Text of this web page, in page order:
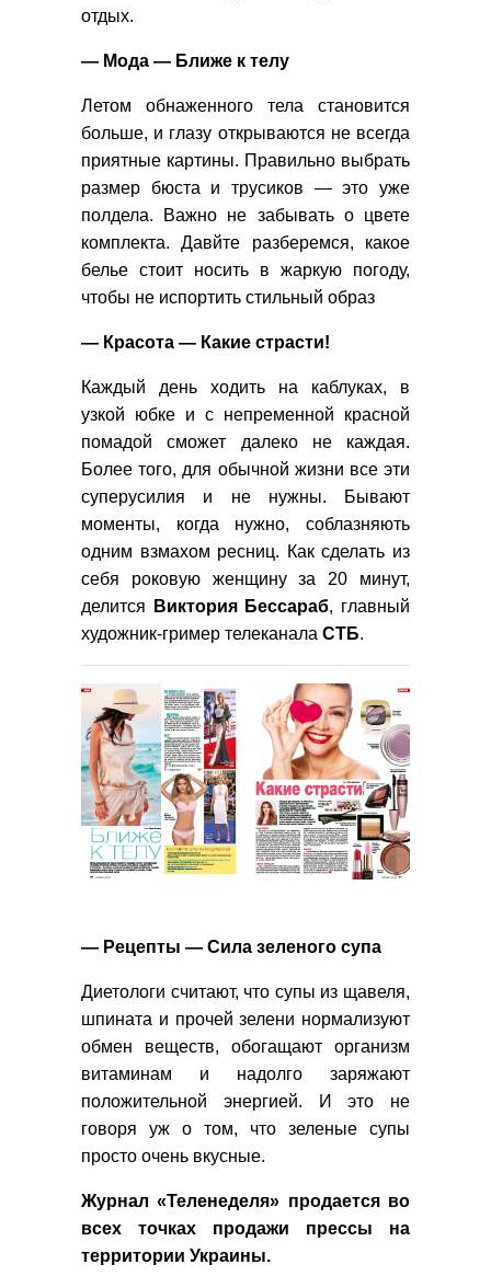
отдых.
— Мода — Ближе к телу
Летом обнаженного тела становится
больше, и глазу открываются не всегда
приятные картины. Правильно выбрать
размер бюста и трусиков — это уже
полдела. Важно не забывать о цвете
комплекта. Давйте разберемся, какое
белье стоит носить в жаркую погоду,
чтобы не испортить стильный образ
— Красота — Какие страсти!
Каждый день ходить на каблуках, в
узкой юбке и с непременной красной
помадой сможет далеко не каждая.
Более того, для обычной жизни все эти
суперусилия и не нужны. Бывают
моменты, когда нужно, соблазняють
одним взмахом ресниц. Как сделать из
себя роковую женщину за 20 минут,
делится
Виктория Бессараб, главный
художник-гример телеканала СТБ.
— Рецепты — Сила зеленого супа
Диетологи считают, что супы из щавеля,
шпината и прочей зелени нормализуют
обмен веществ, обогащают организм
витаминам и надолго заряжают
положительной энергией. И это не
говоря уж о том, что зеленые супы
просто очень вкусные.
Журнал«Теленеделя» продается во
всех точках продажи прессы на
территории Украины.